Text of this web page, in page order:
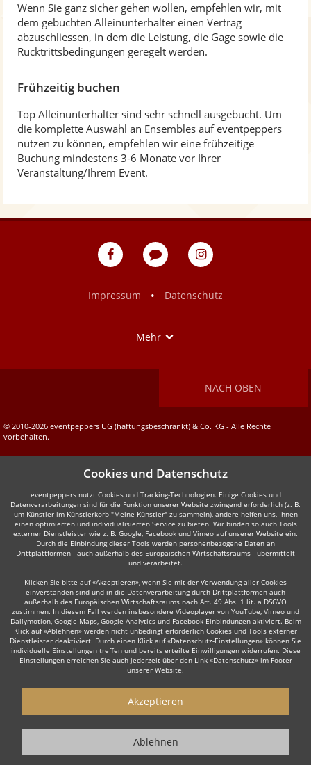
Wenn Sie ganz sicher gehen wollen, empfehlen wir, mit
dem gebuchten Alleinunterhalter einen Vertrag
abzuschliessen, in dem die Leistung, die Gage sowie die
Rücktrittsbedingungen geregelt werden.
Frühzeitig buchen
Top Alleinunterhalter sind sehr schnell ausgebucht. Um
die komplette Auswahl an Ensembles auf eventpeppers
nutzen zu können, empfehlen wir eine frühzeitige
Buchung mindestens 3-6 Monate vor Ihrer
Veranstaltung/Ihrem Event.
eventpeppers
Blog
eventpeppers
Impressum
• Datenschutz
Mehr
NACH OBEN
© 2010-2026 eventpeppers UG (haftungsbeschränkt) & Co. KG - Alle Rechte
vorbehalten.
Cookies und Datenschutz
eventpeppers nutzt Cookies und Tracking-Technologien. Einige Cookies und
Datenverarbeitungen sind für die Funktion unserer Website zwingend erforderlich (z. B.
um Künstler im Künstlerkorb "Meine Künstler" zu sammeln), andere helfen uns, Ihnen
einen optimierten und individualisierten Service zu bieten. Wir binden so auch Tools
externer Dienstleister wie z. B. Google, Facebook und Vimeo auf unserer Website ein.
Durch die Einbindung dieser Tools werden personenbezogene Daten an
Drittplattformen - auch außerhalb des Europäischen Wirtschaftsraums - übermittelt
und verarbeitet.
Klicken Sie bitte auf «Akzeptieren», wenn Sie mit der Verwendung aller Cookies
einverstanden sind und in die Datenverarbeitung durch Drittplattformen auch
außerhalb des Europäischen Wirtschaftsraums nach Art. 49 Abs. 1 lit. a DSGVO
zustimmen. In diesem Fall werden insbesondere Videoplayer von YouTube, Vimeo und
Dailymotion, Google Maps, Google Analytics und Facebook-Einbindungen aktiviert. Beim
Klick auf «Ablehnen» werden nicht unbedingt erforderlich Cookies und Tools externer
Dienstleister deaktiviert. Durch einen Klick auf «Datenschutz-Einstellungen» können Sie
individuelle Einstellungen treffen und bereits erteilte Einwilligungen widerrufen. Diese
Einstellungen erreichen Sie auch jederzeit über den Link «Datenschutz» im Footer
unserer Website.
Akzeptieren
Ablehnen